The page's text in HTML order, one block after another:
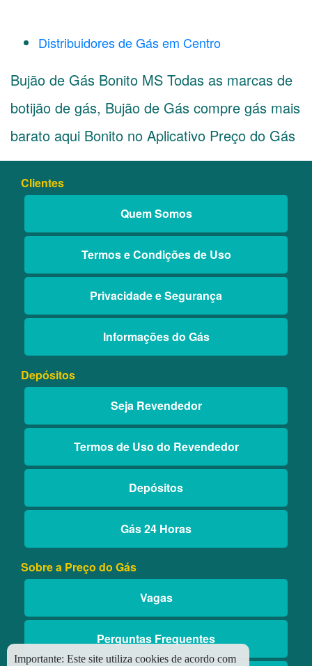
Distribuidores de Gás em Centro
Bujão de Gás Bonito MS Todas as marcas de
botijão de gás, Bujão de Gás compre gás mais
barato aqui Bonito no Aplicativo Preço do Gás
Clientes
Quem Somos
Termos e Condições de Uso
Privacidade e Segurança
Informações do Gás
Depósitos
Seja Revendedor
Termos de Uso do Revendedor
Depósitos
Gás 24 Horas
Sobre a Preço do Gás
Vagas
Perguntas Frequentes
Importante: Este site utiliza cookies de acordo com